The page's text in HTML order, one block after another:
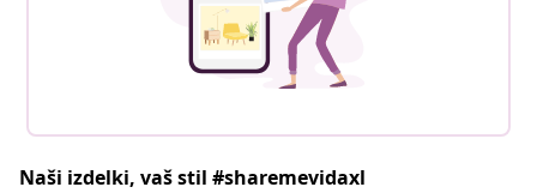
Naši izdelki, vaš stil #sharemevidaxl